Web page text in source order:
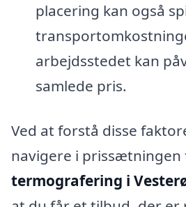
placering kan også
arbejdsstedet kan
samlede pris.
Ved at forstå disse
navigere i prissætningen
termografering i